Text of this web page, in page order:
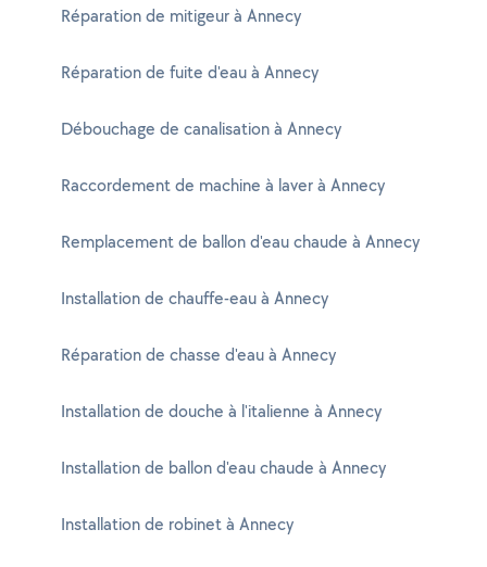
Réparation de mitigeur à Annecy
Réparation de fuite d'eau à Annecy
Débouchage de canalisation à Annecy
Raccordement de machine à laver à Annecy
Remplacement de ballon d'eau chaude à Annecy
Installation de chauffe-eau à Annecy
Réparation de chasse d'eau à Annecy
Installation de douche à l'italienne à Annecy
Installation de ballon d'eau chaude à Annecy
Installation de robinet à Annecy